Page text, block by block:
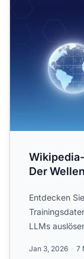
Der
Entdecken
LLMs
Jan 3, 2026 7